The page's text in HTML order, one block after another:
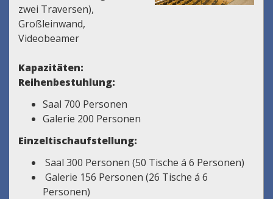
zwei Traversen),
Großleinwand,
Videobeamer
Kapazitäten:
Reihenbestuhlung:
Saal 700 Personen
Galerie 200 Personen
Einzeltischaufstellung:
Saal 300 Personen (50 Tische á 6 Personen)
Galerie 156 Personen (26 Tische á 6
Personen)